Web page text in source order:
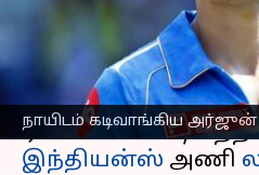
நாயிடம் கடிவாங்கிய
Sekar Chinnappan
செய்தி முன்னோட்டம்
ஐபிஎல் 2023 இல்
ஏகானா
இந்தியன்ஸ் அணி